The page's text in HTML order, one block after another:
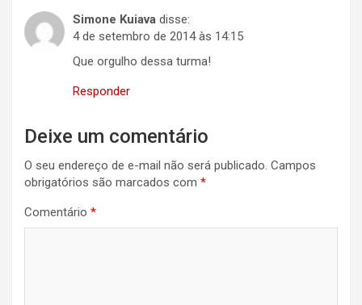
Simone Kuiava disse:
4 de setembro de 2014 às 14:15
Que orgulho dessa turma!
Responder
Deixe um comentário
O seu endereço de e-mail não será publicado. Campos
obrigatórios são marcados com *
Comentário *